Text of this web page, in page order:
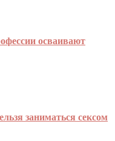
осваивают
заниматься сексом